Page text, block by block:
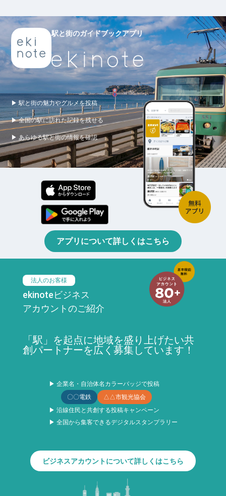
駅と街のガイドブックアプリ
▶ 駅と街の魅力やグルメを投稿
▶ 全国の駅に訪れた記録を残せる
▶ あらゆる駅と街の情報を確認
アプリについて詳しくはこちら
法人のお客様
ekinoteビジネス
アカウントのご紹介
「駅」を起点に地域を盛り上げたい共
創パートナーを広く募集しています！
▶ 企業名・自治体名カラーバッジで投稿
〇〇電鉄
△△市観光協会
▶ 沿線住民と共創する投稿キャンペーン
▶ 全国から集客できるデジタルスタンプラリー
ビジネスアカウントについて詳しくはこちら